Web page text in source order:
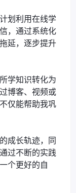
划利用在线学
，通过系统化
延，逐步提升
学知识转化为
博客、视频或
仅能帮助我巩
成长轨迹，同
过不断的实践
个更好的自